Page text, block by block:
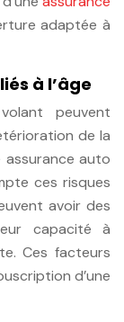
adaptée à
à l’âge
peuvent
de la
assurance auto
ces risques
avoir des
capacité à
Ces facteurs
d’une